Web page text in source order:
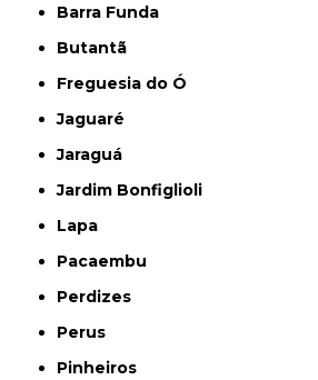
Barra Funda
Butantã
Freguesia do Ó
Jaguaré
Jaraguá
Jardim Bonfiglioli
Lapa
Pacaembu
Perdizes
Perus
Pinheiros